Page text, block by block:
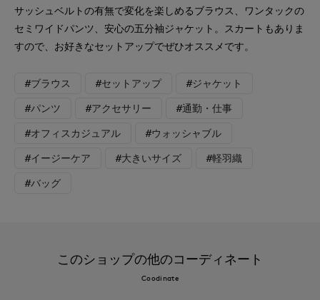
サッシュベルトの有無で変化を楽しめるブラウス、ワンタックの
セミワイドパンツ、安心の五分袖ジャケット。スカートもありま
すので、お好きなセットアップでぜひオススメです。
#ブラウス #セットアップ #ジャケット
#パンツ #アクセサリー #通勤・仕事
#オフィスカジュアル #ウォッシャブル
#イージーケア #大きいサイズ #軽羽織
#バッグ
このショップの他のコーディネート
Coodinate